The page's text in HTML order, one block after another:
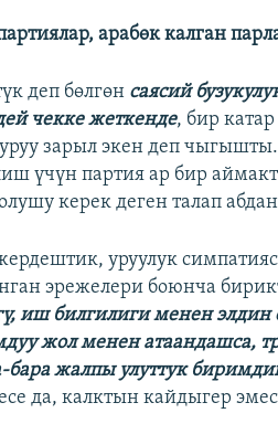
арабөк калган
деп бөлгөнсаясий
чекке жеткенде, бир
зарыл экен деп
үчүн партия ар бир
керек деген талап
уруулук
эрежелери боюнча
иш билгилиги менен
жол менен атаандашса,
бара жалпы улуттук
да, калктын кайдыгер